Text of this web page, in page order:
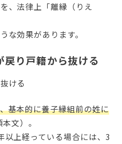
、法律上「離縁（りえ
な効果があります。
戻り戸籍から抜ける
ける
基本的に養子縁組前の姓に
文）。
以上経っている場合には、3